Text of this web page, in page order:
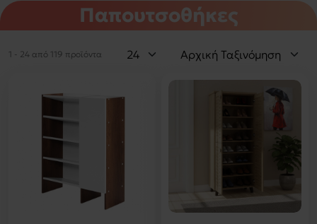
Παπουτσοθήκες
1 - 24 από 119 προϊόντα